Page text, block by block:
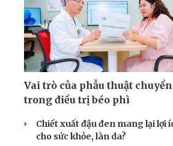
Vai trò của phẫu thuật
trong điều trị béo phì
Chiết xuất đậu đen mang lại lợi
cho sức khỏe, làn da?